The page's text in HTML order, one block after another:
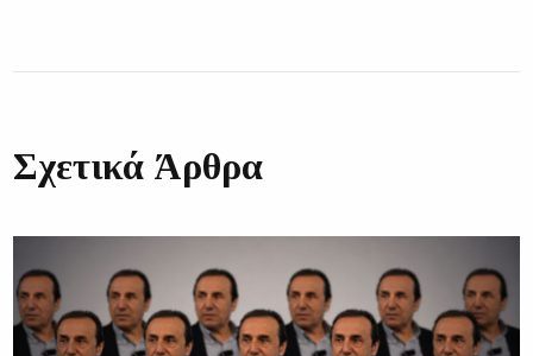
Σχετικά Άρθρα